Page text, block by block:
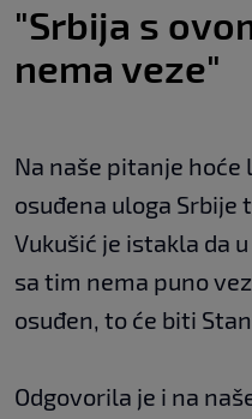
"Srbija s
nema veze"
Na naše pitanje
osuđena uloga Srbije
Vukušić je istakla da
sa tim nema puno
osuđen, to će biti
Odgovorila je i na